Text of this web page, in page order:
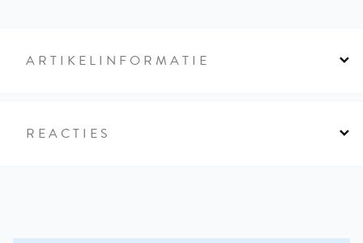
ARTIKELINFORMATIE
REACTIES